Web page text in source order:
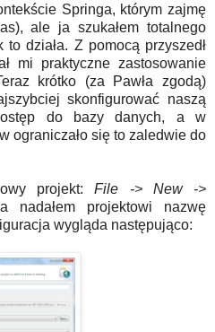
Springa, którym zajmę
ale ja szukałem totalnego
działa. Z pomocą przyszedł
mi praktyczne zastosowanie
krótko (za Pawła zgodą)
skonfigurować naszą
do bazy danych, a w
ograniczało się to zaledwie do
projekt:File -> New ->
nadałem projektowi nazwę
wygląda następująco: